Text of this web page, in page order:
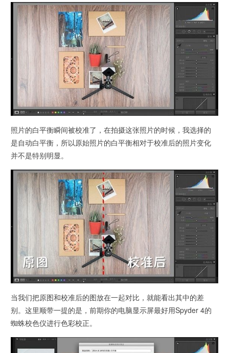
照片的白平衡瞬间被校准了，在拍摄这张照片的时候，我选择的
是自动白平衡，所以原始照片的白平衡相对于校准后的照片变化
并不是特别明显。
当我们把原图和校准后的图放在一起对比，就能看出其中的差
别。这里顺带一提的是，前期你的电脑显示屏最好用Spyder 4的
蜘蛛校色仪进行色彩校正。